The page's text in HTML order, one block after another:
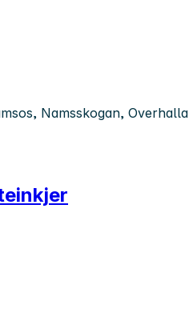
Namsskogan, Overhalla